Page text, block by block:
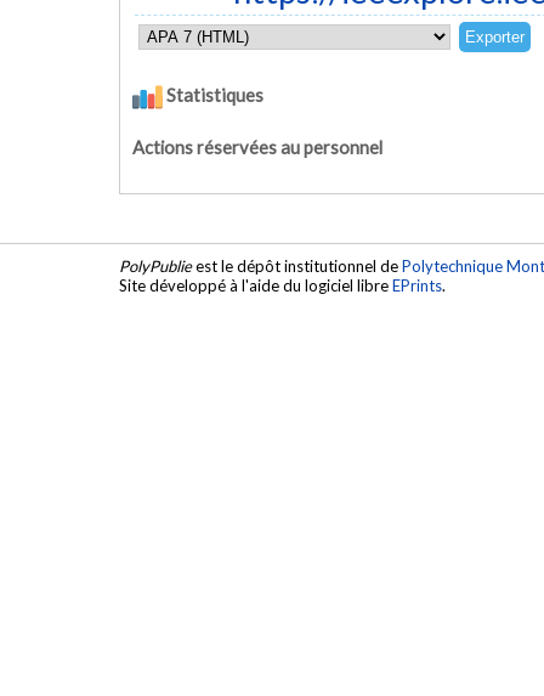
Statistiques
Actions réservées au personnel
PolyPublieest le dépôt institutionnel dePolytechnique
Site développé à l'aide du logiciel libreEPrints.